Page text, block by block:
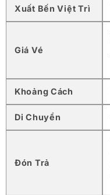
Xuất Bến Việt Trì
Giá Vé
Khoảng Cách
Di Chuyển
Đón Trả